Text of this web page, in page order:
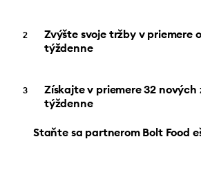
Zvýšte svoje tržby v priemere
týždenne
Získajte v priemere 32
týždenne
Staňte sa partnerom Bolt Food